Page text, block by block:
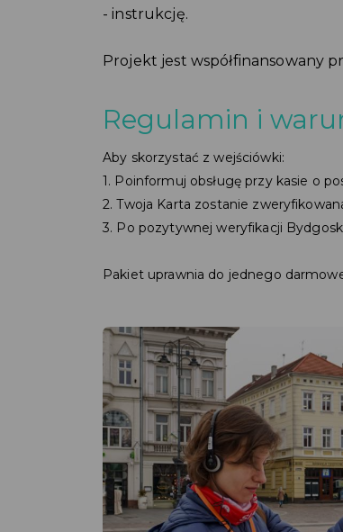
- instrukcję.
Projekt jest współfinansowany
Regulamin i
Aby skorzystać z wejściówki:
1. Poinformuj obsługę przy kasie o
2. Twoja Karta zostanie
3. Po pozytywnej weryfikacji
Pakiet uprawnia do jednego